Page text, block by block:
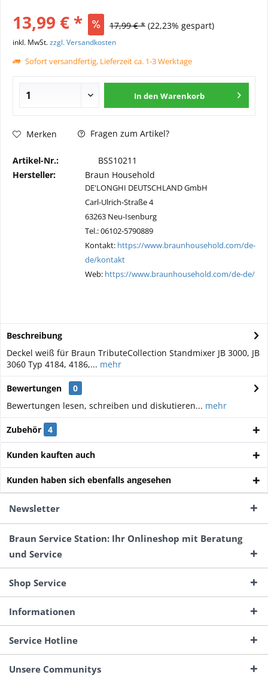
13,99 € * 17,99 € * (22,23% gespart)
inkl. MwSt.zzgl. Versandkosten
Sofort versandfertig, Lieferzeit ca. 1-3 Werktage
In den Warenkorb
Merken Fragen zum Artikel?
Artikel-Nr.:
BSS10211
Hersteller:
Braun Household
DE'LONGHI DEUTSCHLAND GmbH
Carl-Ulrich-Straße 4
63263 Neu-Isenburg
Tel.: 06102-5790889
Kontakt: https://www.braunhousehold.com/de-
de/kontakt
Web: https://www.braunhousehold.com/de-de/
Beschreibung
Deckel weiß für Braun TributeCollection Standmixer JB 3000, JB
3060 Typ 4184, 4186,... mehr
Bewertungen
0
Bewertungen lesen, schreiben und diskutieren... mehr
Zubehör 4
Kunden kauften auch
Kunden haben sich ebenfalls angesehen
Newsletter
Braun Service Station: Ihr Onlineshop mit Beratung
und Service
Shop Service
Informationen
Service Hotline
Unsere Communitys